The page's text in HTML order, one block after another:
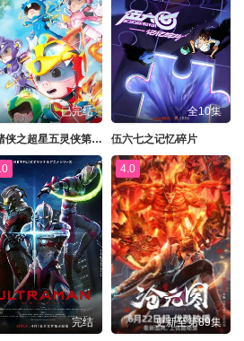
已完结
猪猪侠之超星五灵侠第二季
全10集
伍六七之记忆碎片
完结
4.0
更新至第89集